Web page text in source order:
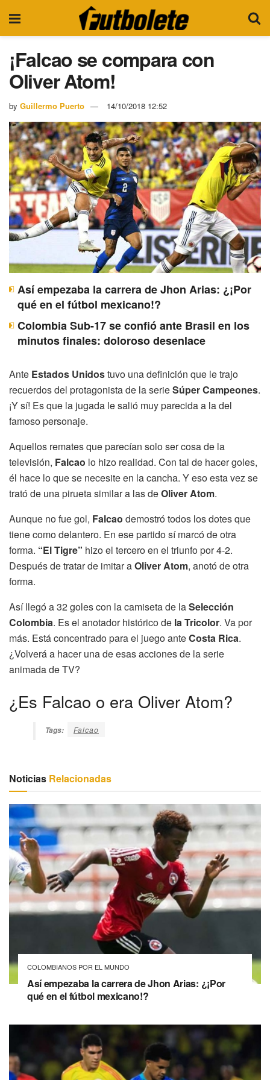
¡Falcao se compara con
Oliver Atom!
by Guillermo Puerto 14/10/2018 12:52
Así empezaba la carrera de Jhon Arias: ¿¡Por
qué en el fútbol mexicano!?
Colombia Sub-17 se confió ante Brasil en los
minutos finales: doloroso desenlace
Ante Estados Unidostuvo una definición que le trajo
recuerdos del protagonista de la serieSúper Campeones.
¡Y sí! Es que la jugada le salió muy parecida a la del
famoso personaje.
Aquellos remates que parecían solo ser cosa de la
televisión, Falcao lo hizo realidad. Con tal de hacer goles,
él hace lo que se necesite en la cancha. Y eso esta vez se
trató de una pirueta similar a las deOliver Atom.
Aunque no fue gol, Falcao demostró todos los dotes que
tiene como delantero. En ese partido sí marcó de otra
forma. “El Tigre” hizo el tercero en el triunfo por 4-2.
Después de tratar de imitar aOliver Atom, anotó de otra
forma.
Así llegó a 32 goles con la camiseta de laSelección
Colombia. Es el anotador histórico de la Tricolor. Va por
más. Está concentrado para el juego anteCosta Rica.
¿Volverá a hacer una de esas acciones de la serie
animada de TV?
¿Es Falcao o era Oliver Atom?
Tags: Falcao
Noticias Relacionadas
COLOMBIANOS POR EL MUNDO
Así empezaba la carrera de Jhon Arias: ¿¡Por
qué en el fútbol mexicano!?